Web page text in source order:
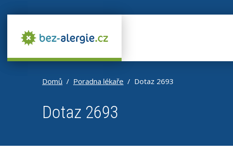
Domů Poradna lékaře Dotaz 2693
Dotaz 2693